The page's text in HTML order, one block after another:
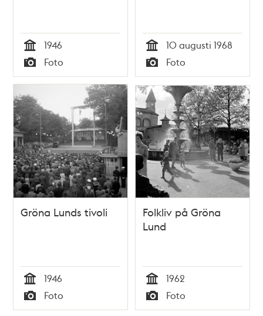
Tid
1946
Typ
Foto Tid
10 augusti 1968
Typ
Foto
Gröna Lunds tivoli
Tid
1946
Typ
Foto
Folkliv på Gröna
Lund
Tid
1962
Typ
Foto